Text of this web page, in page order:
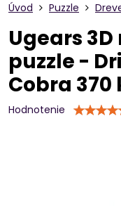
Úvod Puzzle
Ugears
puzzle -
Cobra 370
Hodnotenie